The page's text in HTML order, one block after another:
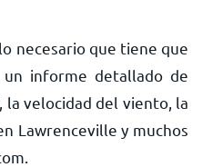
necesario que tiene que
informe detallado de
la velocidad del viento, la
Lawrenceville y muchos